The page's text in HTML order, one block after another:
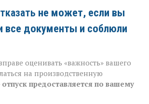
не может, если вы
все документы и соблюли
оценивать «важность» вашего
на производственную
отпуск предоставляется по вашему